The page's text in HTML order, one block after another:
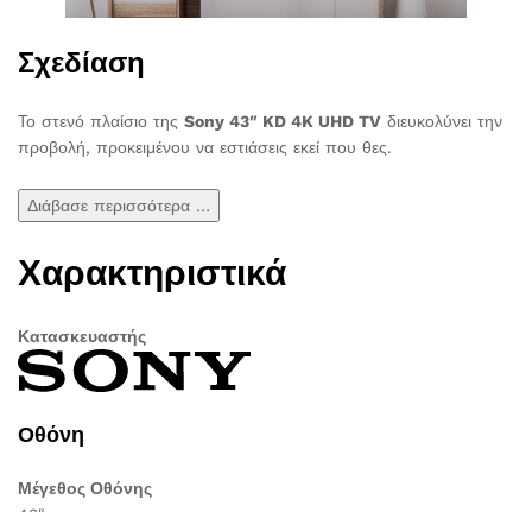
Σχεδίαση
Το στενό πλαίσιο της Sony 43″ KD 4K UHD TV διευκολύνει την
προβολή, προκειμένου να εστιάσεις εκεί που θες.
Διάβασε περισσότερα …
Χαρακτηριστικά
Κατασκευαστής
Οθόνη
Μέγεθος Οθόνης